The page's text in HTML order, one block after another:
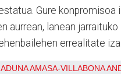
Gure
aurrean, lanean
errealitate
ADUNAAMASA-VILLABONA